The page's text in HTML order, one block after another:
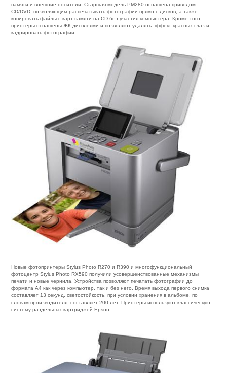
памяти и внешние носители. Старшая модель PM280 оснащена приводом
CD/DVD, позволяющим распечатывать фотографии прямо с дисков, а также
копировать файлы с карт памяти на CD без участия компьютера. Кроме того,
принтеры оснащены ЖК-дисплеями и позволяют удалять эффект красных глаз и
кадрировать фотографии.
Новые фотопринтеры Stylus Photo R270 и R390 и многофункциональный
фотоцентр Stylus Photo RX590 получили усовершенствованные механизмы
печати и новые чернила. Устройства позволяют печатать фотографии до
формата А4 как через компьютер, так и без него. Время выхода первого снимка
составляет 13 секунд, светостойкость, при условии хранения в альбоме, по
словам производителя, составляет 200 лет. Принтеры используют классическую
систему раздельных картриджей Epson.